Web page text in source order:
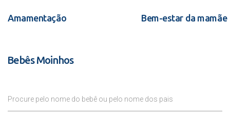
Amamentação Bem-estar da mamãe
Bebês Moinhos
Procure pelo nome do bebê ou pelo nome dos pais